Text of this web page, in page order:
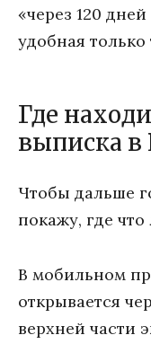
«через 120
удобная только
Где
выписка в
Чтобы дальше
покажу, где что
В мобильном
открывается
верхней части